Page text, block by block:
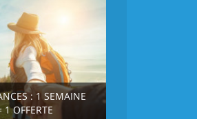
: 1 SEMAINE
1 OFFERTE